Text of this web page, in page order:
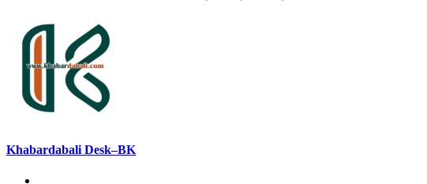
Khabardabali Desk–BK